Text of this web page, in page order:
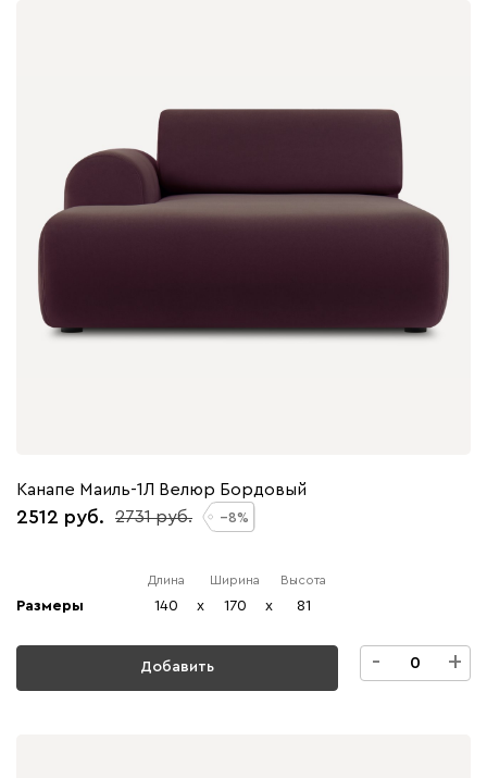
Канапе Маиль-1Л Велюр Бордовый
2512 2731 8
Размеры
Длина
140 x
Ширина
170 x
Высота
81
Добавить - +